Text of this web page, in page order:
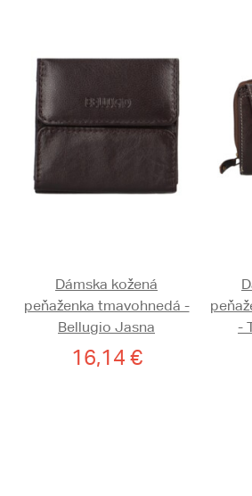
Dámska kožená
peňaženka tmavohnedá -
Bellugio Jasna
16,14 €
-